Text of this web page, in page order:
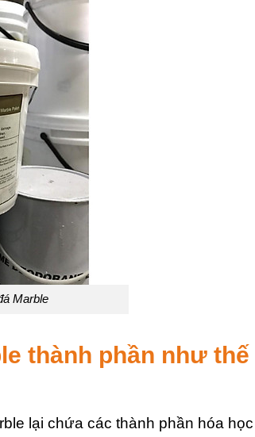
Marble
thành phần như thế
lại chứa các thành phần hóa học